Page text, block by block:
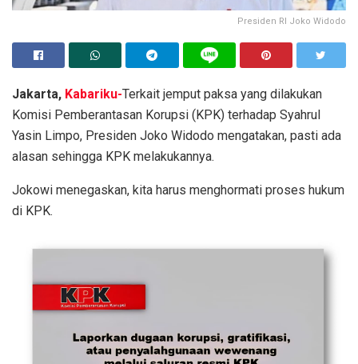
Presiden RI Joko Widodo
Jakarta, Kabariku-Terkait jemput paksa yang dilakukan
Komisi Pemberantasan Korupsi (KPK) terhadap Syahrul
Yasin Limpo, Presiden Joko Widodo mengatakan, pasti ada
alasan sehingga KPK melakukannya.
Jokowi menegaskan, kita harus menghormati proses hukum
di KPK.